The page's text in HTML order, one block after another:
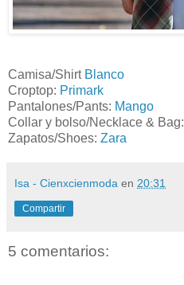
Camisa/Shirt Blanco
Croptop: Primark
Pantalones/Pants: Mango
Collar y bolso/Necklace & Bag:
Zapatos/Shoes: Zara
Isa - Cienxcienmoda en 20:31
Compartir
5 comentarios: